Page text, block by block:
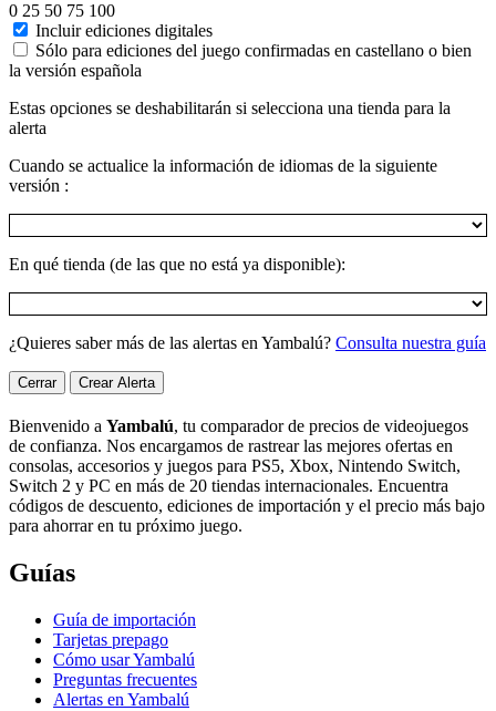
0 25 50 75 100
Incluir ediciones digitales
Sólo para ediciones del juego confirmadas en castellano o bien
la versión española
Estas opciones se deshabilitarán si selecciona una tienda para la
alerta
Cuando se actualice la información de idiomas de la siguiente
versión :
En qué tienda (de las que no está ya disponible):
¿Quieres saber más de las alertas en Yambalú? Consulta nuestra guía
Cerrar Crear Alerta
Bienvenido a Yambalú, tu comparador de precios de videojuegos
de confianza. Nos encargamos de rastrear las mejores ofertas en
consolas, accesorios y juegos para PS5, Xbox, Nintendo Switch,
Switch 2 y PC en más de 20 tiendas internacionales. Encuentra
códigos de descuento, ediciones de importación y el precio más bajo
para ahorrar en tu próximo juego.
Guías
Guía de importación
Tarjetas prepago
Cómo usar Yambalú
Preguntas frecuentes
Alertas en Yambalú